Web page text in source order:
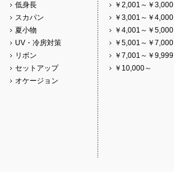
低身長
スカパン
夏小物
UV・冷房対策
リボン
セットアップ
オケージョン
￥2,001～￥3,000
￥3,001～￥4,000
￥4,001～￥5,000
￥5,001～￥7,000
￥7,001～￥9,999
￥10,000～